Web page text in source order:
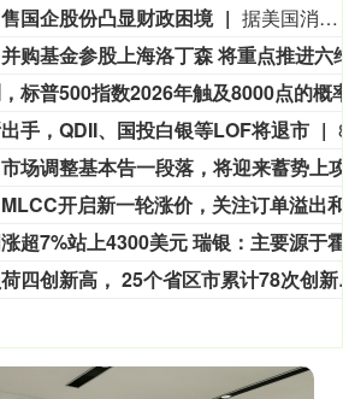
国企股份凸显财政困境
据美国消费者新闻与商业频道网站8月5日报道，印度政府今年一直急于出售其在国有企业的股份。到目前为止，该国已经减持了10家国有企业的股份，今年共筹集资金超过6200亿卢比（约合65亿美元）。当通胀压力和财政限制可能抑制政府支出时，印度很难保住全球增长最快的大型经济体的地位。报道称，但印度不能失去其经济增长优势，因为它正在争夺全球投资者的注意力。这些投资者已经把印度放在了次要位置，因为他们专注于人工智能驱动的业务，而这正是这个南亚国家的经济增长故事所缺失的。（参考消息）
手，QDII、国投白银等LOF将退市
全国用